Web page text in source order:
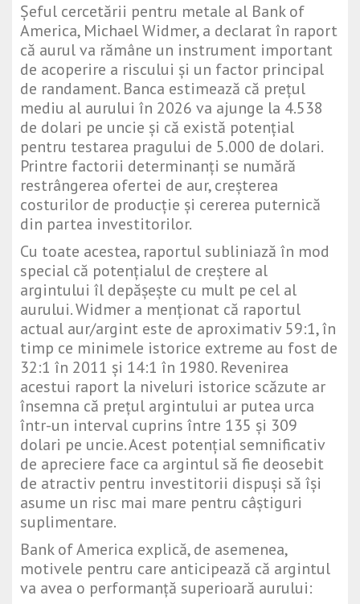
Șeful cercetării pentru metale al Bank of
America, Michael Widmer, a declarat în raport
că aurul va rămâne un instrument important
de acoperire a riscului și un factor principal
de randament. Banca estimează că prețul
mediu al aurului în 2026 va ajunge la 4.538
de dolari pe uncie și că există potențial
pentru testarea pragului de 5.000 de dolari.
Printre factorii determinanți se numără
restrângerea ofertei de aur, creșterea
costurilor de producție și cererea puternică
din partea investitorilor.
Cu toate acestea, raportul subliniază în mod
special că potențialul de creștere al
argintului îl depășește cu mult pe cel al
aurului. Widmer a menționat că raportul
actual aur/argint este de aproximativ 59:1, în
timp ce minimele istorice extreme au fost de
32:1 în 2011 și 14:1 în 1980. Revenirea
acestui raport la niveluri istorice scăzute ar
însemna că prețul argintului ar putea urca
într-un interval cuprins între 135 și 309
dolari pe uncie. Acest potențial semnificativ
de apreciere face ca argintul să fie deosebit
de atractiv pentru investitorii dispuși să își
asume un risc mai mare pentru câștiguri
suplimentare.
Bank of America explică, de asemenea,
motivele pentru care anticipează că argintul
va avea o performanță superioară aurului: